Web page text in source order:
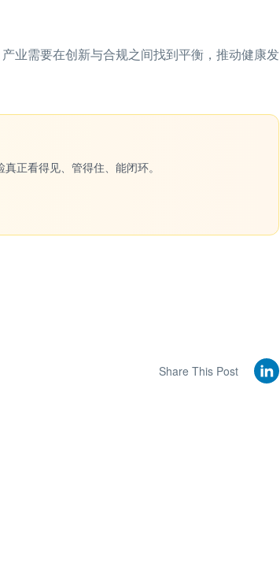
业需要在创新与合规之间找到平衡，推动健康发
正看得见、管得住、能闭环。
Share This Post